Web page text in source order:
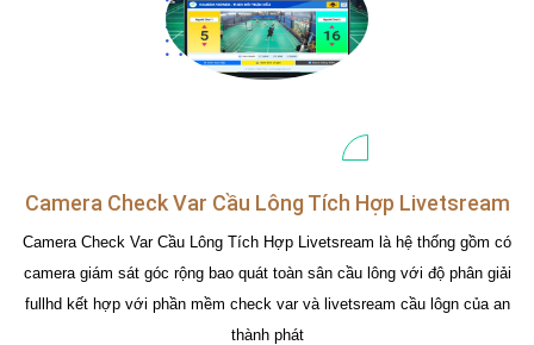
Camera Check Var Cầu Lông Tích Hợp Livetsream
Camera Check Var Cầu Lông Tích Hợp Livetsream là hệ thống gồm có
camera giám sát góc rộng bao quát toàn sân cầu lông với độ phân giải
fullhd kết hợp với phần mềm check var và livetsream cầu lôgn của an
thành phát